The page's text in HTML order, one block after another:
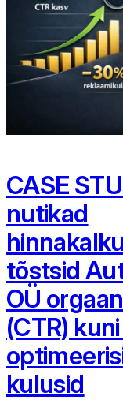
CASE
nutikad
tõstsid
OÜ
(CTR) kuni
kulusid